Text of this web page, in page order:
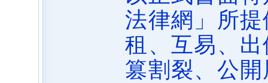
法律網」所
租、互易、
篡割裂、公